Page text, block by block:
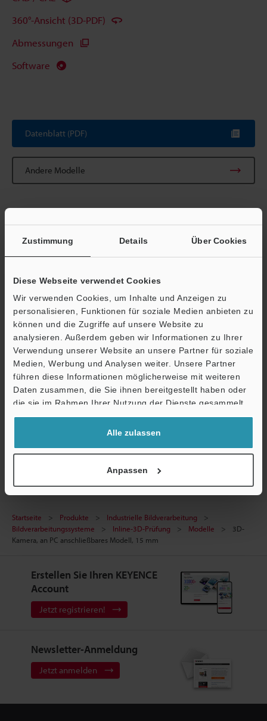
Zustimmung Details Über Cookies
Diese Webseite verwendet Cookies
Wir verwenden Cookies, um Inhalte und Anzeigen zu
personalisieren, Funktionen für soziale Medien anbieten zu
können und die Zugriffe auf unsere Website zu
analysieren. Außerdem geben wir Informationen zu Ihrer
Verwendung unserer Website an unsere Partner für soziale
Medien, Werbung und Analysen weiter. Unsere Partner
führen diese Informationen möglicherweise mit weiteren
Daten zusammen, die Sie ihnen bereitgestellt haben oder
die sie im Rahmen Ihrer Nutzung der Dienste gesammelt
haben.
Alle zulassen
Anpassen
360°-Ansicht (3D-PDF)
Abmessungen
Software
Datenblatt (PDF)
Andere Modelle
Technische Leitfäden
Datenblatt (PDF)
CAD / CAE
Handbücher
Software
Bildverarbeitungssysteme
Startseite Produkte
Industrielle Bildverarbeitung
Bildverarbeitungssysteme
Inline-3D-Prüfung Modelle
3D-
Kamera, an PC anschließbares Modell, 15 mm
Erstellen Sie Ihren KEYENCE
Account
Jetzt registrieren!
Newsletter-Anmeldung
Jetzt anmelden
Support